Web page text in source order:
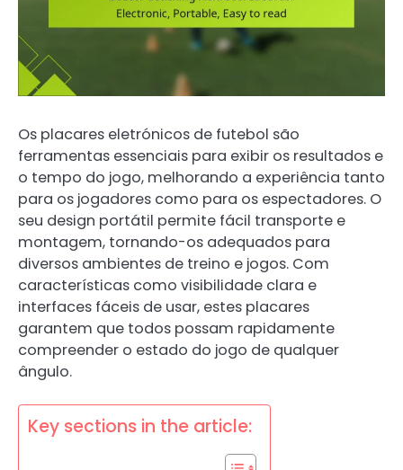
Os placares eletrónicos de futebol são
ferramentas essenciais para exibir os resultados e
o tempo do jogo, melhorando a experiência tanto
para os jogadores como para os espectadores. O
seu design portátil permite fácil transporte e
montagem, tornando-os adequados para
diversos ambientes de treino e jogos. Com
características como visibilidade clara e
interfaces fáceis de usar, estes placares
garantem que todos possam rapidamente
compreender o estado do jogo de qualquer
ângulo.
Key sections in the article: